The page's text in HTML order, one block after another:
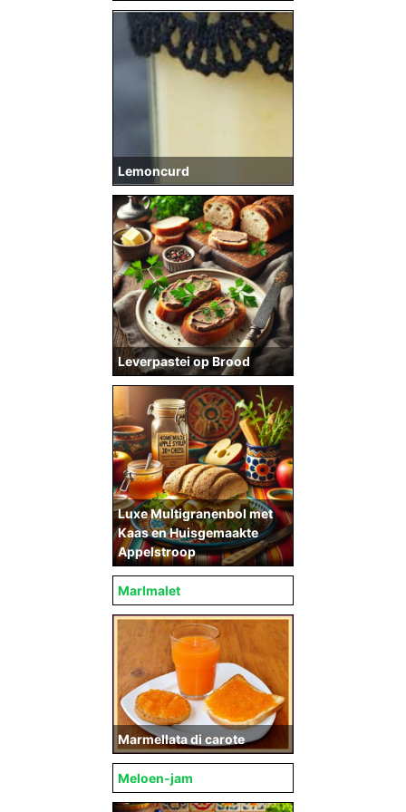
Lemoncurd
Leverpastei op Brood
Luxe Multigranenbol met
Kaas en Huisgemaakte
Appelstroop
Marlmalet
Marmellata di carote
Meloen-jam